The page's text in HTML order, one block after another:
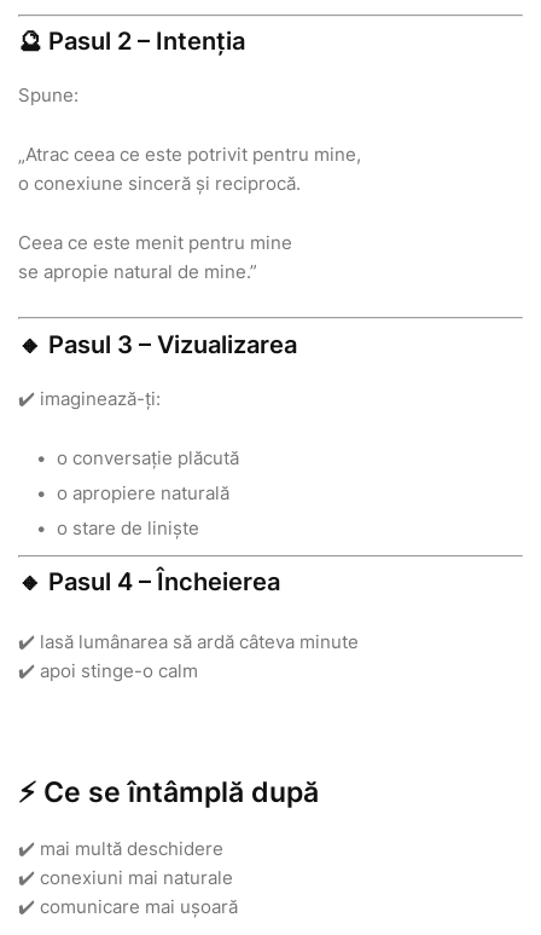
🔮 Pasul 2 – Intenția
Spune:
„Atrac ceea ce este potrivit pentru mine,
o conexiune sinceră și reciprocă.
Ceea ce este menit pentru mine
se apropie natural de mine.”
🔸 Pasul 3 – Vizualizarea
✔️ imaginează-ți:
o conversație plăcută
o apropiere naturală
o stare de liniște
🔸 Pasul 4 – Încheierea
✔️ lasă lumânarea să ardă câteva minute
✔️ apoi stinge-o calm
⚡ Ce se întâmplă după
✔️ mai multă deschidere
✔️ conexiuni mai naturale
✔️ comunicare mai ușoară